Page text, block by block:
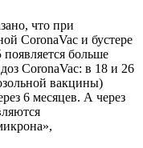
что при
CoronaVac и бустере
больше
CoronaVac: в 18 и 26
вакцины)
6 месяцев. А через